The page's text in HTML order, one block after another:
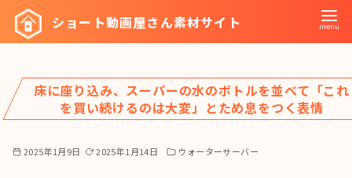
ツ
へ
ショート動画屋さん素材サイト
床に座り込み、スーパーの水のボトルを並べて「これ
を買い続けるのは大変」とため息をつく表情
2025年1月9日 2025年1月14日 ウォーターサーバー